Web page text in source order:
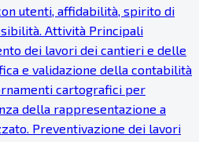
utenti, affidabilità, spirito di
Attività Principali
dei lavori dei cantieri e delle
e validazione della contabilità
cartografici per
della rappresentazione a
Preventivazione dei lavori